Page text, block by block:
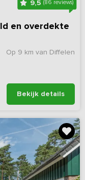
9,5 (86 reviews)
en overdekte
Op 9 km van Diffelen
Bekijk details